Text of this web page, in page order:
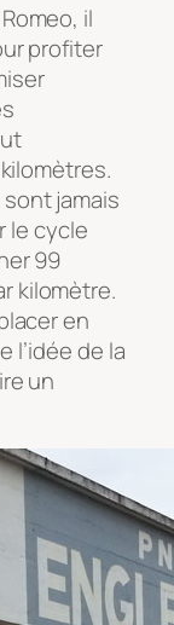
il
profiter
jamais
le cycle
99
kilomètre.
en
de la
un